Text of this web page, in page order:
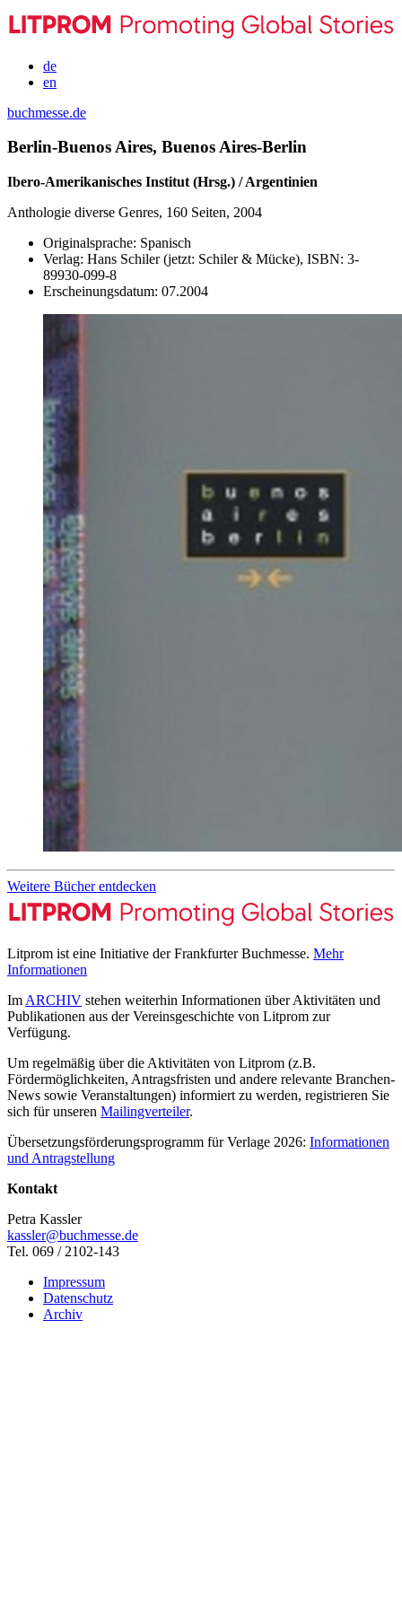
de
en
buchmesse.de
Berlin-Buenos Aires, Buenos Aires-Berlin
Ibero-Amerikanisches Institut (Hrsg.) / Argentinien
Anthologie diverse Genres, 160 Seiten, 2004
Originalsprache: Spanisch
Verlag: Hans Schiler (jetzt: Schiler & Mücke), ISBN: 3-
89930-099-8
Erscheinungsdatum: 07.2004
Weitere Bücher entdecken
Litprom ist eine Initiative der Frankfurter Buchmesse. Mehr
Informationen
Im ARCHIV stehen weiterhin Informationen über Aktivitäten und
Publikationen aus der Vereinsgeschichte von Litprom zur
Verfügung.
Um regelmäßig über die Aktivitäten von Litprom (z.B.
Fördermöglichkeiten, Antragsfristen und andere relevante Branchen-
News sowie Veranstaltungen) informiert zu werden, registrieren Sie
sich für unseren Mailingverteiler.
Übersetzungsförderungsprogramm für Verlage 2026: Informationen
und Antragstellung
Kontakt
Petra Kassler
kassler@buchmesse.de
Tel. 069 / 2102-143
Impressum
Datenschutz
Archiv